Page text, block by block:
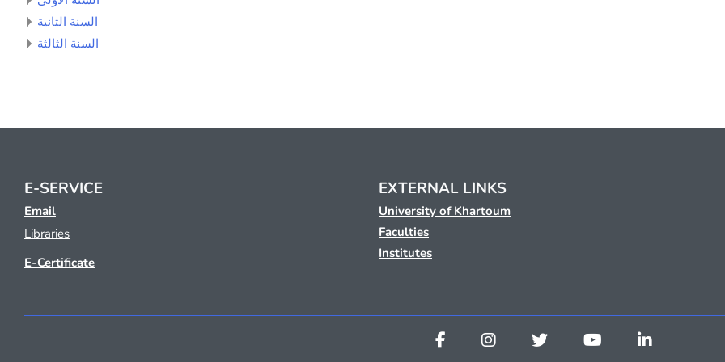
السنة الثانية
السنة الثالثة
E-SERVICE
Email
Libraries
E-Certificate
EXTERNAL LINKS
University of Khartoum
Faculties
Institutes